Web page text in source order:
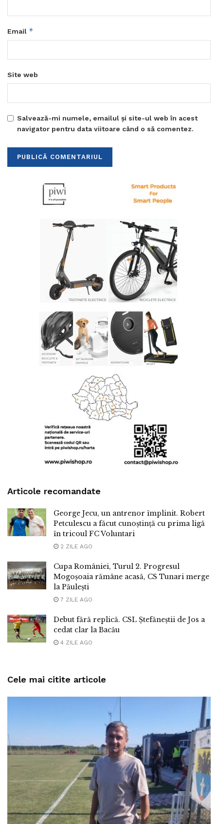
Email *
Site web
Salvează-mi numele, emailul și site-ul web în acest
navigator pentru data viitoare când o să comentez.
Articole recomandate
George Jecu, un antrenor împlinit. Robert
Petculescu a făcut cunoștință cu prima ligă
în tricoul FC Voluntari
2 ZILE AGO
Cupa României, Turul 2. Progresul
Mogoșoaia rămâne acasă, CS Tunari merge
la Păulești
7 ZILE AGO
Debut fără replică. CSL Ștefăneștii de Jos a
cedat clar la Bacău
4 ZILE AGO
Cele mai citite articole